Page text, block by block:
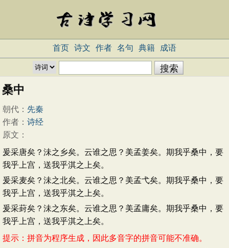
首页 诗文 作者 名句 典籍 成语
桑中
朝代： 先秦
作者： 诗经
原文：
爰采唐矣？沬之乡矣。云谁之思？美孟姜矣。期我乎桑中，要
我乎上宫，送我乎淇之上矣。
爰采麦矣？沬之北矣。云谁之思？美孟弋矣。期我乎桑中，要
我乎上宫，送我乎淇之上矣。
爰采葑矣？沬之东矣。云谁之思？美孟庸矣。期我乎桑中，要
我乎上宫，送我乎淇之上矣。
提示：拼音为程序生成，因此多音字的拼音可能不准确。